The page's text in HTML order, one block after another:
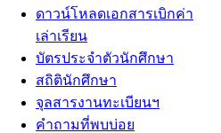
ดาวน์โหลดเอกสารเบิกค่า
เล่าเรียน
บัตรประจำตัวนักศึกษา
สถิตินักศึกษา
จุลสารงานทะเบียนฯ
คำถามที่พบบ่อย